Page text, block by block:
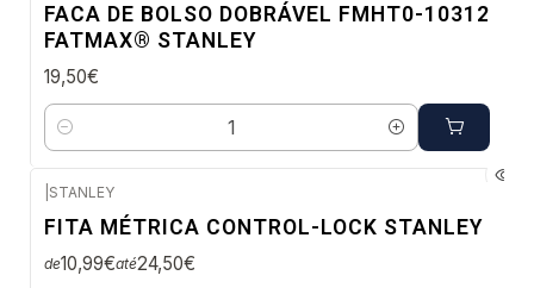
FACA DE BOLSO DOBRÁVEL FMHT0-10312
FATMAX® STANLEY
19,50€
Quantidade
STANLEY
FITA MÉTRICA CONTROL-LOCK STANLEY
de10,99€até24,50€